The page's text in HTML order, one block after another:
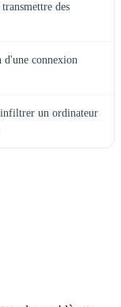
des
connexion
un ordinateur